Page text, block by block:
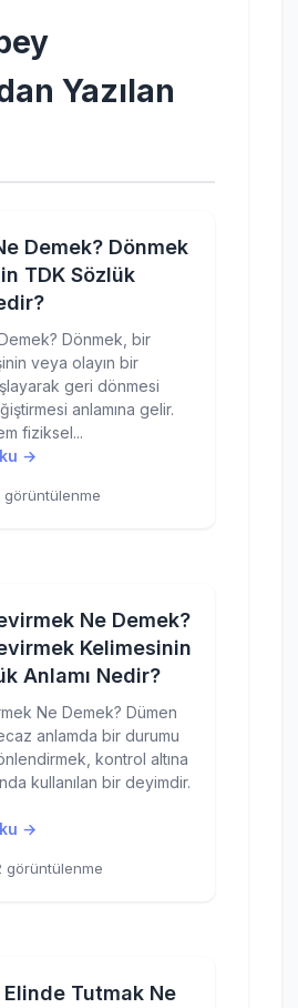
Yazılan
Demek? Dönmek
TDK Sözlük
Dönmek, bir
veya olayın bir
geri dönmesi
anlamına gelir.
fiziksel...
→
görüntülenme
Ne Demek?
Kelimesinin
Anlamı Nedir?
Ne Demek? Dümen
anlamda bir durumu
kontrol altına
kullanılan bir deyimdir.
→
görüntülenme
Tutmak Ne